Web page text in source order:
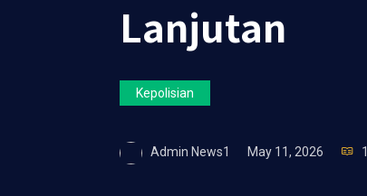
Lanjutan
Kepolisian
Admin News1 May 11, 2026